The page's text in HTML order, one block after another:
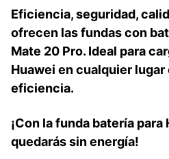
Eficiencia, seguridad,
ofrecen las fundas con
Mate 20 Pro. Ideal para
Huawei en cualquier lugar
eficiencia.
¡Con la funda batería para
quedarás sin energía!